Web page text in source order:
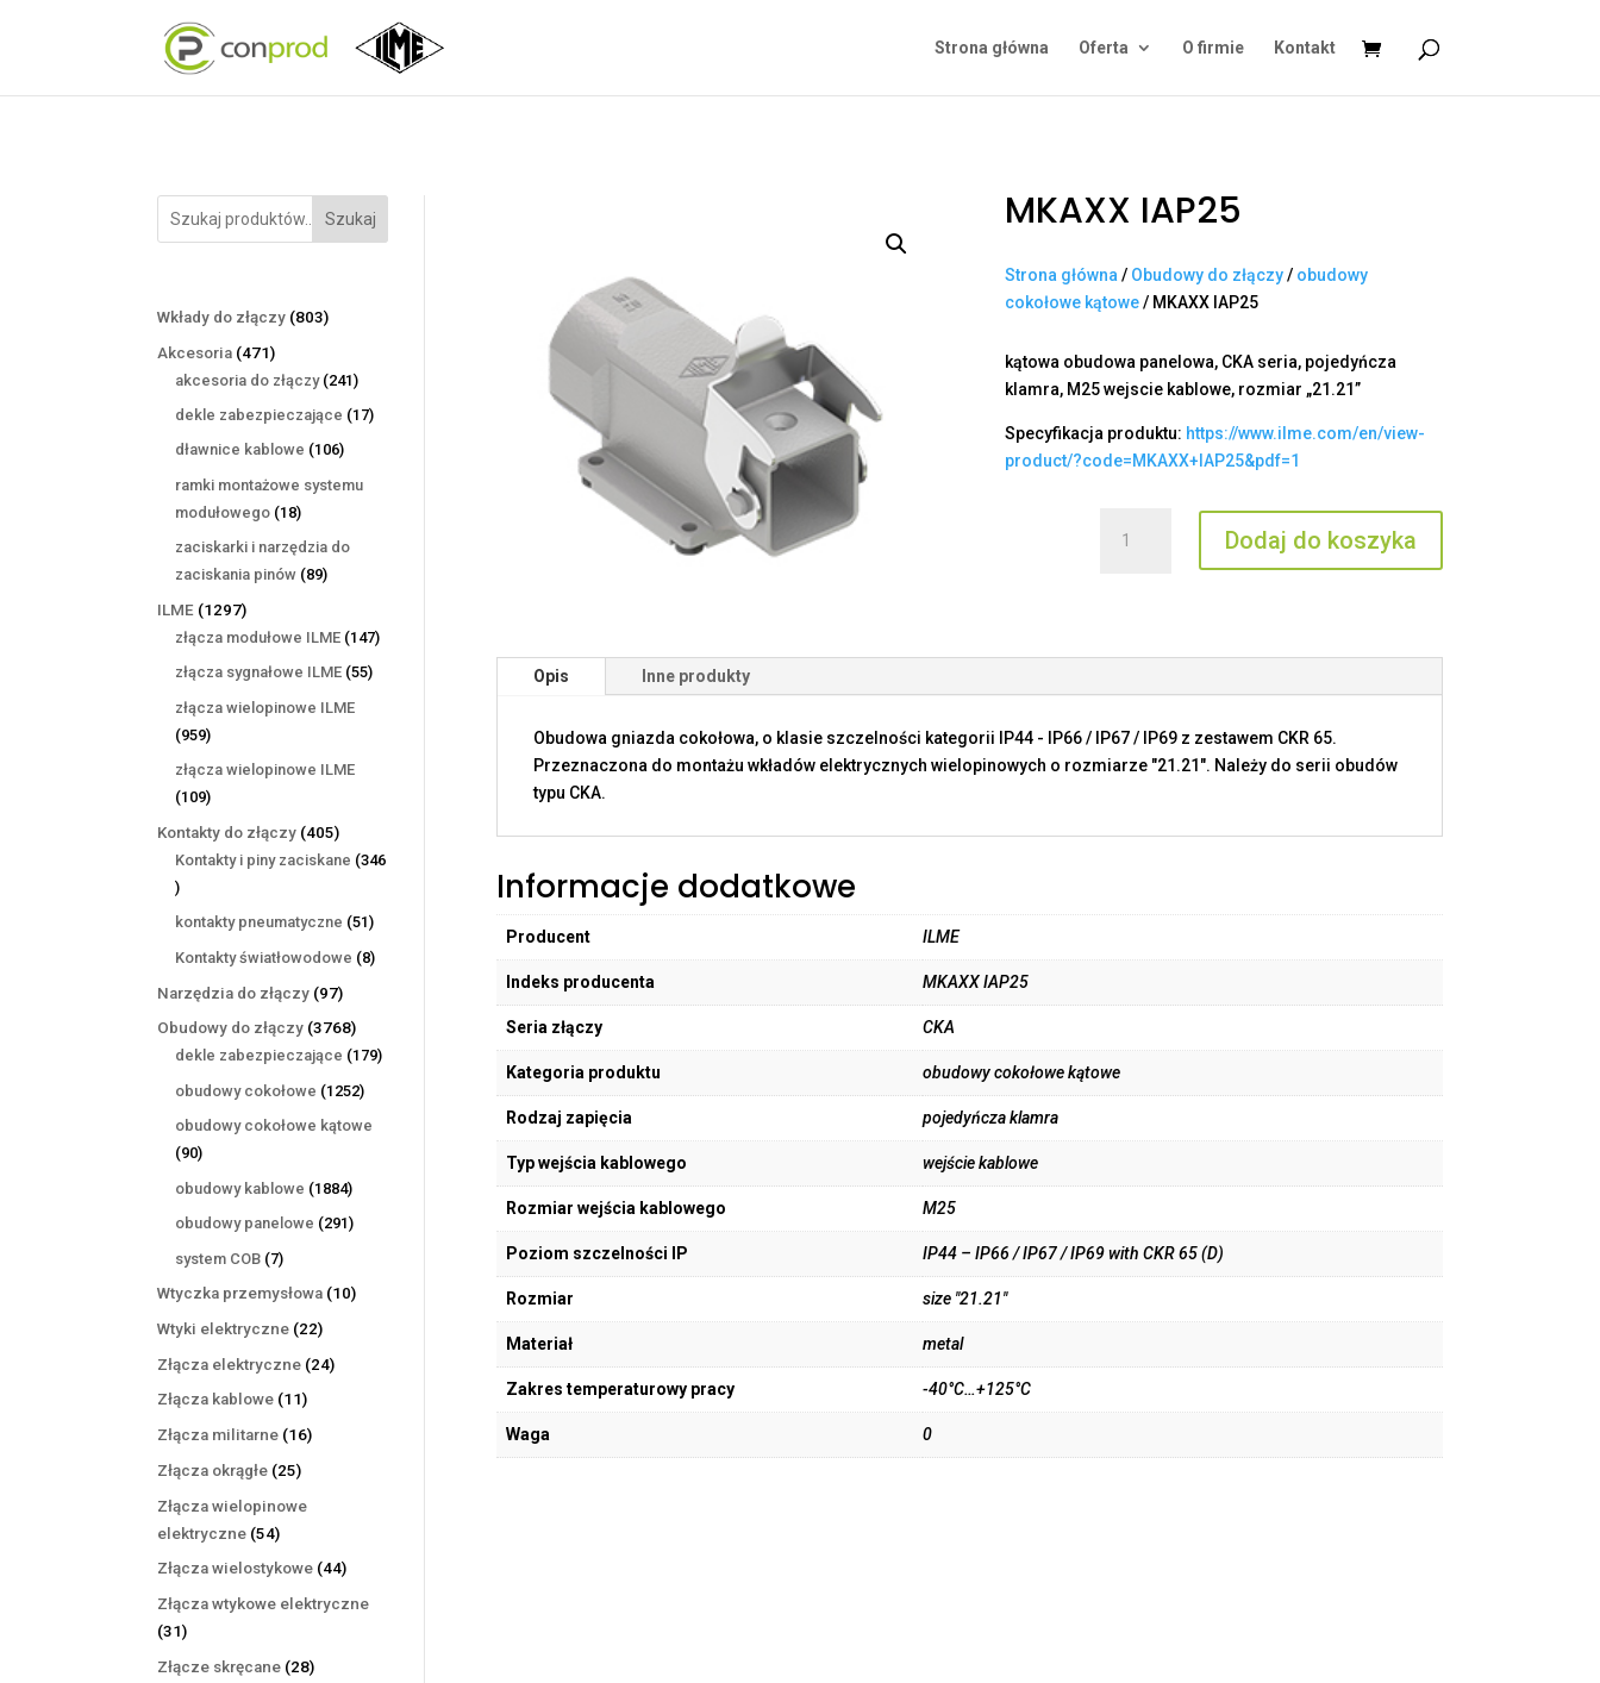
Strona główna Oferta O firmie Kontakt
Szukaj
Wkłady do złączy 803803
Akcesoria 471471
produktów
akcesoria do złączy 241241
produktów
dekle zabezpieczające 1717
dławnice kablowe 106106
ramki montażowe systemu
modułowego 1818
produktów
zaciskarki i narzędzia do
zaciskania pinów 8989
ILME 12971297
produktów
złącza modułowe ILME 147147
złącza sygnałowe ILME 5555
złącza wielopinowe ILME
959959
produktów
złącza wielopinowe ILME
109109
produktów
Kontakty do złączy 405405
produktów
Kontakty i piny zaciskane 346
346
produktów
kontakty pneumatyczne 5151
produktów
Kontakty światłowodowe 88
Narzędzia do złączy 9797
produktów
Obudowy do złączy 37683768
produktów
dekle zabezpieczające 179179
obudowy cokołowe 12521252
obudowy cokołowe kątowe
9090
produktów
obudowy kablowe 18841884
produkty
obudowy panelowe 291291
system COB 77
produktów
Wtyczka przemysłowa 1010
Wtyki elektryczne 2222
produkty
Złącza elektryczne 2424
Złącza kablowe 1111
produktów
Złącza militarne 1616
Złącza okrągłe 2525
Złącza wielopinowe
elektryczne 5454
produkty
Złącza wielostykowe 4444
Złącza wtykowe elektryczne
3131
produktów
Złącze skręcane 2828
MKAXX IAP25
Strona główna / Obudowy do złączy/ obudowy
cokołowe kątowe/ MKAXX IAP25
kątowa obudowa panelowa, CKA seria, pojedyńcza
klamra, M25 wejscie kablowe, rozmiar „21.21”
Specyfikacja produktu: https://www.ilme.com/en/view-
product/?code=MKAXX+IAP25&pdf=1
MKAXX
Dodaj do koszyka
Opis Inne produkty
Obudowa gniazda cokołowa, o klasie szczelności kategorii IP44 - IP66 / IP67 / IP69 z zestawem CKR 65.
Przeznaczona do montażu wkładów elektrycznych wielopinowych o rozmiarze "21.21". Należy do serii obudów
typu CKA.
Informacje dodatkowe
Producent ILME
Indeks producenta MKAXX IAP25
Seria złączy CKA
Kategoria produktu obudowy cokołowe kątowe
Rodzaj zapięcia pojedyńcza klamra
Typ wejścia kablowego wejście kablowe
Rozmiar wejścia kablowego M25
Poziom szczelności IP IP44 – IP66 / IP67 / IP69 with CKR 65 (D)
Rozmiar size "21.21"
Materiał metal
Zakres temperaturowy pracy -40°C…+125°C
Waga 0